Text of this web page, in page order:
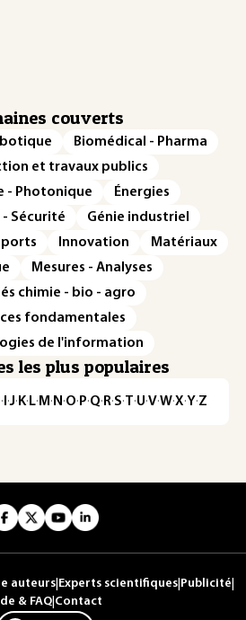
couverts
Biomédical - Pharma
et travaux publics
- Photonique
Énergies
Sécurité
Génie industriel
Innovation
Matériaux
Mesures - Analyses
chimie - bio - agro
fondamentales
de l'information
les plus populaires
· ·J· K· L· M · N ·O· P·Q· R·S·T·U·V·W·X·Y·Z
auteurs Experts scientifiques Publicité
& FAQ| Contact